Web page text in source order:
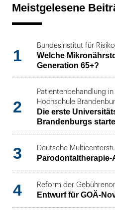
Meistgelesene
1
Bundesinstitut für
Welche
Generation 65+?
2
Patientenbehandlung
Hochschule
Die erste
Brandenburgs
3 Deutsche
4 Reform der
Entwurf für GOÄ-